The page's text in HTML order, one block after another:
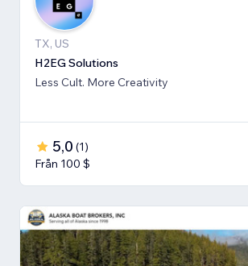
TX, US
H2EG Solutions
Less Cult. More Creativity
5,0 (1)
Från 100 $